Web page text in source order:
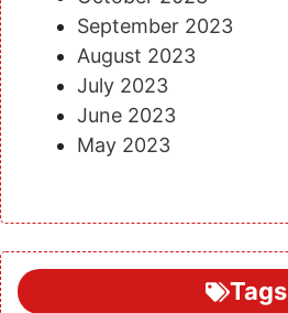
September 2023
August 2023
July 2023
June 2023
May 2023
Tags